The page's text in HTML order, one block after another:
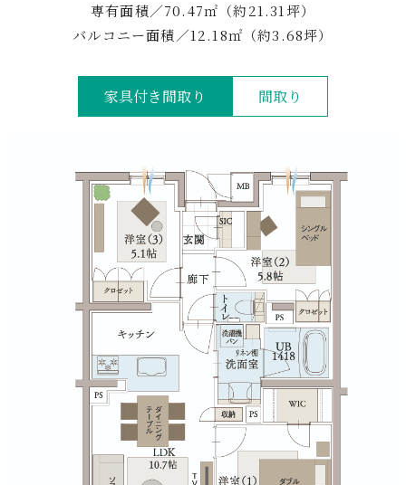
専有面積／70.47㎡（約21.31坪）
バルコニー面積／12.18㎡（約3.68坪）
家具付き間取り 間取り